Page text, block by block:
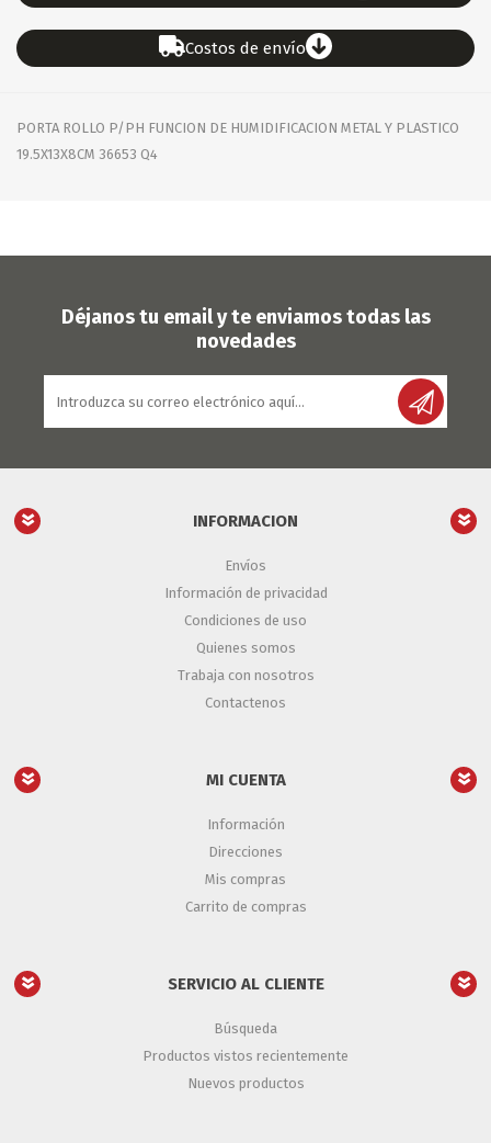
Costos de envío
PORTA ROLLO P/PH FUNCION DE HUMIDIFICACION METAL Y PLASTICO
19.5X13X8CM 36653 Q4
Déjanos tu email y te enviamos todas las
novedades
INFORMACION
Envíos
Información de privacidad
Condiciones de uso
Quienes somos
Trabaja con nosotros
Contactenos
MI CUENTA
Información
Direcciones
Mis compras
Carrito de compras
SERVICIO AL CLIENTE
Búsqueda
Productos vistos recientemente
Nuevos productos